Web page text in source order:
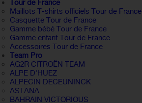
Tour de France
Maillots T-shirts officiels Tour de France
Casquette Tour de France
Gamme bébé Tour de France
Gamme enfant Tour de France
Accessoires Tour de France
Team Pro
AG2R CITROËN TEAM
ALPE D'HUEZ
ALPECIN DECEUNINCK
ASTANA
BAHRAIN VICTORIOUS